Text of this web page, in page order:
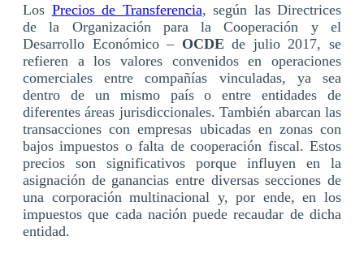
Los Precios de Transferencia, según las Directrices
de la Organización para la Cooperación y el
Desarrollo Económico – OCDE de julio 2017, se
refieren a los valores convenidos en operaciones
comerciales entre compañías vinculadas, ya sea
dentro de un mismo país o entre entidades de
diferentes áreas jurisdiccionales. También abarcan las
transacciones con empresas ubicadas en zonas con
bajos impuestos o falta de cooperación fiscal. Estos
precios son significativos porque influyen en la
asignación de ganancias entre diversas secciones de
una corporación multinacional y, por ende, en los
impuestos que cada nación puede recaudar de dicha
entidad.